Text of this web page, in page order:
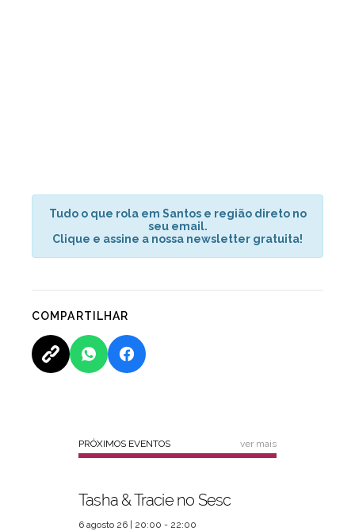
Tudo o que rola em Santos e região direto no
seu email.
Clique e assine a nossa newsletter gratuita!
COMPARTILHAR
PRÓXIMOS EVENTOS ver mais
Tasha & Tracie no Sesc
6 agosto 26 | 20:00 - 22:00